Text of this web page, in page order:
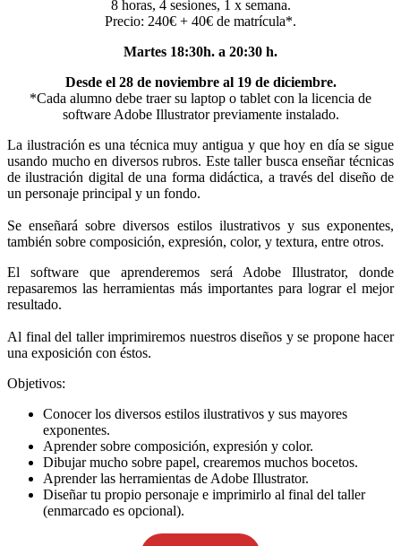
8 horas, 4 sesiones, 1 x semana.
Precio: 240€ + 40€ de matrícula*.
Martes 18:30h. a 20:30 h.
Desde el 28 de noviembre al 19 de diciembre.
*Cada alumno debe traer su laptop o tablet con la licencia de
software Adobe Illustrator previamente instalado.
La ilustración es una técnica muy antigua y que hoy en día se sigue
usando mucho en diversos rubros. Este taller busca enseñar técnicas
de ilustración digital de una forma didáctica, a través del diseño de
un personaje principal y un fondo.
Se enseñará sobre diversos estilos ilustrativos y sus exponentes,
también sobre composición, expresión, color, y textura, entre otros.
El software que aprenderemos será Adobe Illustrator, donde
repasaremos las herramientas más importantes para lograr el mejor
resultado.
Al final del taller imprimiremos nuestros diseños y se propone hacer
una exposición con éstos.
Objetivos:
Conocer los diversos estilos ilustrativos y sus mayores
exponentes.
Aprender sobre composición, expresión y color.
Dibujar mucho sobre papel, crearemos muchos bocetos.
Aprender las herramientas de Adobe Illustrator.
Diseñar tu propio personaje e imprimirlo al final del taller
(enmarcado es opcional).